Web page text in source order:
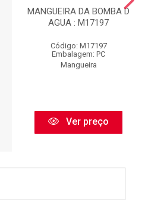
MANGUEIRA DA BOMBA D
AGUA : M17197
Código: M17197
Embalagem: PC
Mangueira
Ver preço